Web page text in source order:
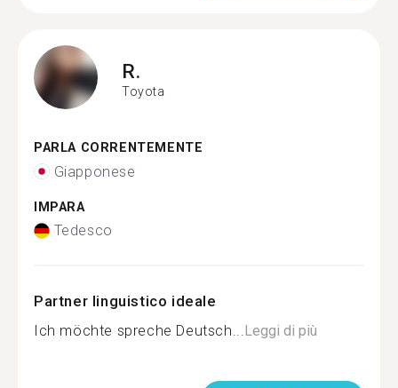
R.
Toyota
PARLA CORRENTEMENTE
Giapponese
IMPARA
Tedesco
Partner linguistico ideale
Ich möchte spreche Deutsch...Leggi di più